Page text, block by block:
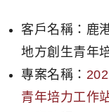
客戶名稱：鹿
地方創生青年
專案名稱：
青年培力工作